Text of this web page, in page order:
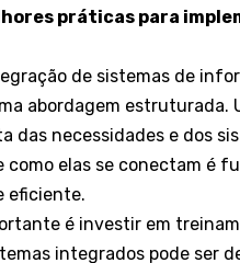
práticas para
de sistemas de
abordagem estruturada.
das necessidades e dos
como elas se conectam é
eficiente.
é investir em
integrados pode ser